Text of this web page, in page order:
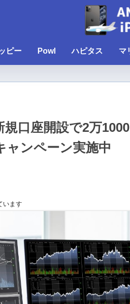
ピー Powl ハピタス マ
口座開設で2万
ャンペーン実施中
います